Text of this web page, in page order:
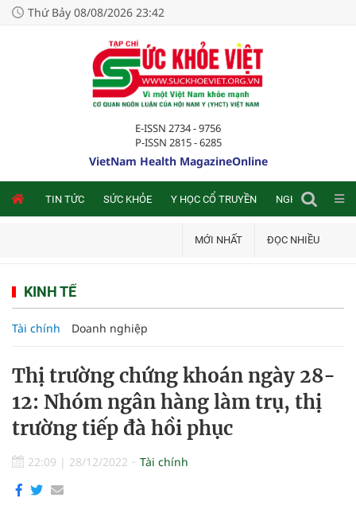
Thứ Bảy 08/08/2026 23:42
E-ISSN 2734 - 9756
P-ISSN 2815 - 6285
VietNam Health MagazineOnline
TIN TỨC SỨC KHỎE Y HỌC CỔ TRUYỀN NGHIÊN CỨU
MỚI NHẤT ĐỌC NHIỀU
KINH TẾ
Tài chính Doanh nghiệp
Thị trường chứng khoán ngày 28-
12: Nhóm ngân hàng làm trụ, thị
trường tiếp đà hồi phục
22:09 | 28/12/2022 Tài chính